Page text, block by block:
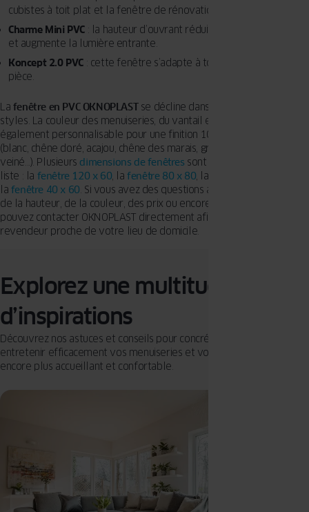
cubistes à toit plat et la fenêtre de rénovation.
Charme Mini PVC : la hauteur d’ouvrant réduite maximise la vitre
et augmente la lumière entrante.
Koncept 2.0 PVC : cette fenêtre s’adapte à tous les styles de
pièce.
La fenêtre en PVC OKNOPLASTse décline dans une variété de
styles. La couleur des menuiseries, du vantail et des cadres est
également personnalisable pour une finition 100 % personnalisée
(blanc, chêne doré, acajou, chêne des marais, gris anthracite
veiné…). Plusieurs dimensions de fenêtres sont disponibles, voici la
liste : la fenêtre 120 x 60, lafenêtre 80 x 80, la
la fenêtre 40 x 60. Si vous avez des questions au sujet des produits,
de la hauteur, de la couleur, des prix ou encore de la livraison, vous
pouvez contacter OKNOPLAST directement afin de trouver un
revendeur proche de votre lieu de domicile.
Explorez une multitude
d’inspirations
Découvrez nos astuces et conseils pour concrétiser votre projet,
entretenir efficacement vos menuiseries et vous créer un univers
encore plus accueillant et confortable.